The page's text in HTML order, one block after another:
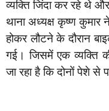
व्यक्ति जिंदा कर रहे थे
थाना अध्यक्ष कृष्ण कुमार
होकर लौटने के दौरान
गई। जिसमें एक व्यक्ति
जा रहा है कि दोनों पेशे से